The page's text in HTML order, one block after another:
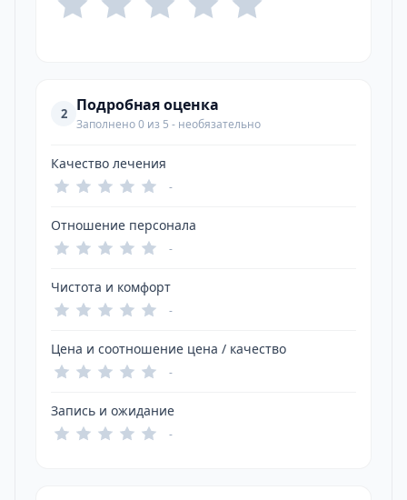
2 Подробная оценка
Заполнено 0 из 5 - необязательно
Качество лечения
-
Отношение персонала
-
Чистота и комфорт
-
Цена и соотношение цена / качество
-
Запись и ожидание
-